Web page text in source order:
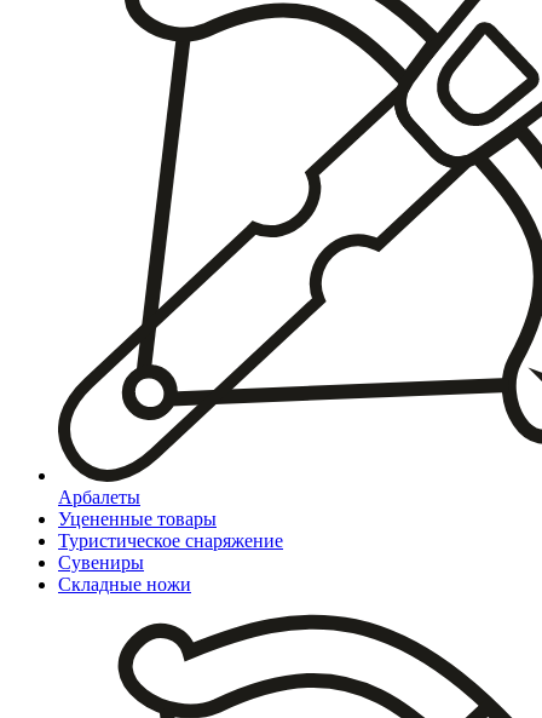
Арбалеты
Уцененные товары
Туристическое снаряжение
Сувениры
Складные ножи